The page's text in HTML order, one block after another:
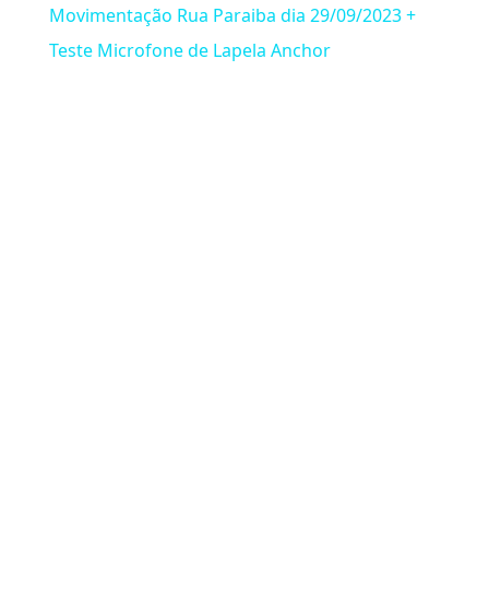
Movimentação Rua Paraiba dia 29/09/2023 +
Teste Microfone de Lapela Anchor